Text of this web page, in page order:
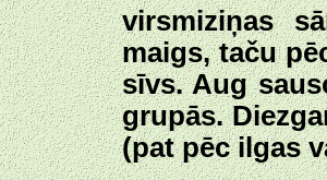
virsmiziņas
maigs, taču
sīvs. Aug
grupās.
(pat pēc ilgas